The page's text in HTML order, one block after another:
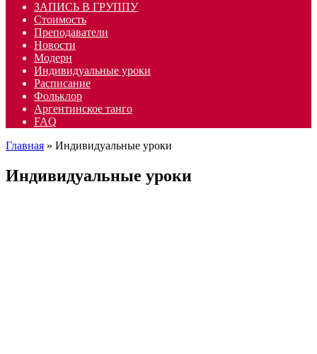
ЗАПИСЬ В ГРУППУ
Стоимость
Преподаватели
Новости
Модерн
Индивидуальные уроки
Расписание
Фольклор
Аргентинское танго
FAQ
Главная » Индивидуальные уроки
Индивидуальные уроки